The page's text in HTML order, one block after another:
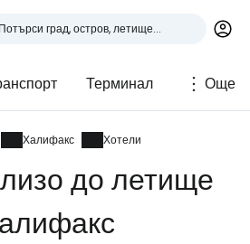
Терминал Още
Халифакс Хотели
до летище
Cestee
на туристите
с Google